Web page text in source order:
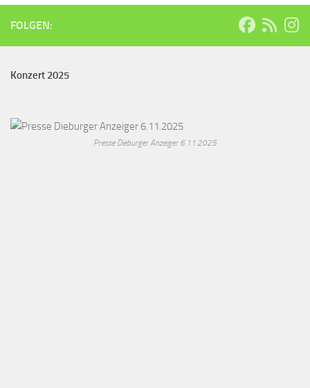
FOLGEN:
Konzert 2025
Presse Dieburger Anzeiger 6.11.2025